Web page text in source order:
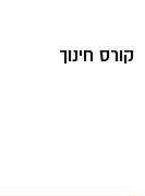
קורס חינוך